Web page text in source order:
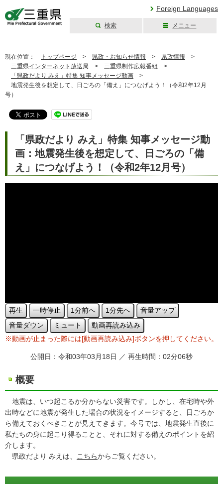
Foreign Languages
検索 メニュー
現在位置： トップページ > 県政・お知らせ情報 > 県政情報 >
三重県インターネット放送局 > 三重県制作広報番組
>
「県政だより みえ」特集 知事メッセージ動画 >
地震発生後を想定して、日ごろの「備え」につなげよう！（令和2年12月
号）
「県政だより みえ」特集 知事メッセージ動
画：地震発生後を想定して、日ごろの「備
え」につなげよう！（令和2年12月号）
再生 一時停止 1分前へ 1分先へ
音量アップ
音量ダウン
ミュート
動画再読み込み
※動画が止まった際には[動画再読み込み]ボタンを押してください。
公開日：令和03年03月18日 ／ 再生時間：02分06秒
概要
地震は、いつ起こるか分からない災害です。しかし、在宅時や外
出時などに地震が発生した場合の状況をイメージすると、日ごろか
ら備えておくべきことが見えてきます。今号では、地震発生直後に
私たちの身に起こり得ることと、それに対する備えのポイントを紹
介します。
県政だより みえは、
こちらからご覧ください。